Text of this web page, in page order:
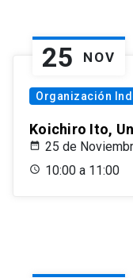
25 NOV
Organización
Koichiro Ito,
25 de
10:00 a 11:00